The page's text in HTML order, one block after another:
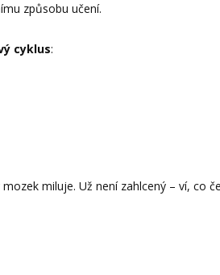
způsobu učení.
cyklus:
mozek miluje. Už není zahlcený – ví, co